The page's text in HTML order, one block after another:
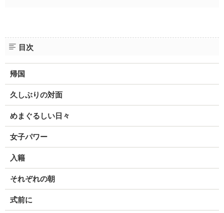
目次
帰国
久しぶりの対面
めまぐるしい日々
女子パワー
入籍
それぞれの朝
式前に